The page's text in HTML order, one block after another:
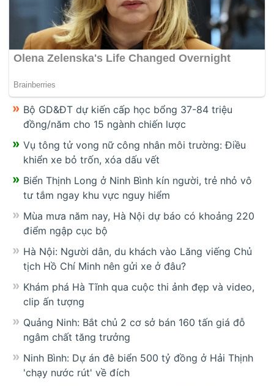
Bộ GD&ĐT dự kiến cấp học bổng 37-84 triệu
đồng/năm cho 15 ngành chiến lược
Vụ tông tử vong nữ công nhân môi trường: Điều
khiển xe bỏ trốn, xóa dấu vết
Biển Thịnh Long ở Ninh Bình kín người, trẻ nhỏ vô
tư tắm ngay khu vực nguy hiểm
Mùa mưa năm nay, Hà Nội dự báo có khoảng 220
điểm ngập cục bộ
Hà Nội: Người dân, du khách vào Lăng viếng Chủ
tịch Hồ Chí Minh nên gửi xe ở đâu?
Khám phá Hà Tĩnh qua cuộc thi ảnh đẹp và video,
clip ấn tượng
Quảng Ninh: Bắt chủ 2 cơ sở bán 160 tấn giá đỗ
ngâm chất tăng trưởng
Ninh Bình: Dự án đê biển 500 tỷ đồng ở Hải Thịnh
'chạy nước rút' về đích